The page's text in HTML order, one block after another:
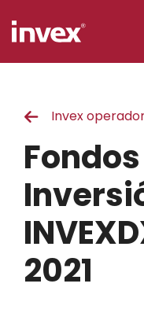
Acceso a
clientes
Personas
Invex
2021